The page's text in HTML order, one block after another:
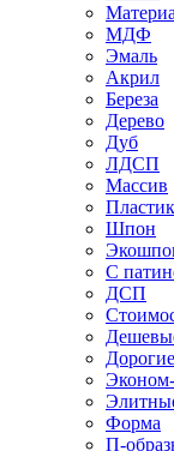
МДФ
Эмаль
Акрил
Береза
Дерево
Дуб
ЛДСП
Массив
Пластик
Шпон
С
ДСП
Дорогие
Форма
П-